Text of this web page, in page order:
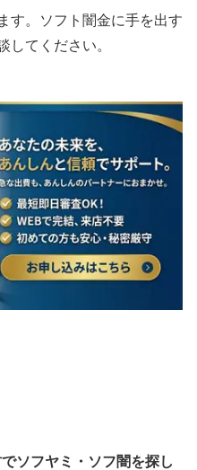
す。ソフト闇金に手を出す
してください。
ソフヤミ・ソフ闇を探し